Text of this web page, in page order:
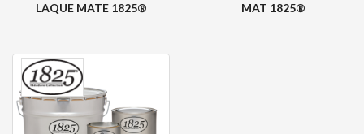
LAQUE MATE 1825® MAT 1825®